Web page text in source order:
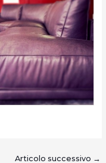
Articolo successivo →